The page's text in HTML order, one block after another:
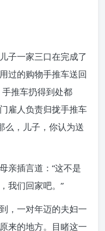
子一家三口在完成了
过的购物手推车送回
推车扔得到处都
雇人负责归拢手推车
么，儿子，你认为送
亲插言道：“这不是
我们回家吧。”
，一对年迈的夫妇一
来的地方。目睹这一